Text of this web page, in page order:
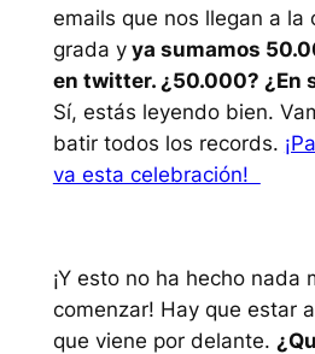
emails que nos llegan a la
grada yya sumamos
en twitter. ¿50.000? ¿En
Sí, estás leyendo bien.
batir todos los records.
va esta celebración!
¡Y esto no ha hecho nada
comenzar! Hay que estar
que viene por delante.